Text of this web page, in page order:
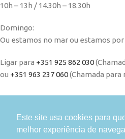
Este site usa cookies para
melhor experiência de
10h – 13h / 14.30h – 18.30h
Domingo:
Ou estamos no mar ou estamos
Ligar para +351 925 862 030
ou +351 963 237 060(Chamada
Sobre nós